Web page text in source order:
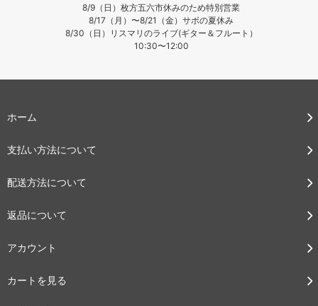
8/9（日）枚方五六市休みのため特別営業
8/17（月）〜8/21（金）サボの夏休み
8/30（日）リスマリのライブ(ギター＆フルート）
10:30〜12:00
ホーム
支払い方法について
配送方法について
返品について
アカウント
カートを見る